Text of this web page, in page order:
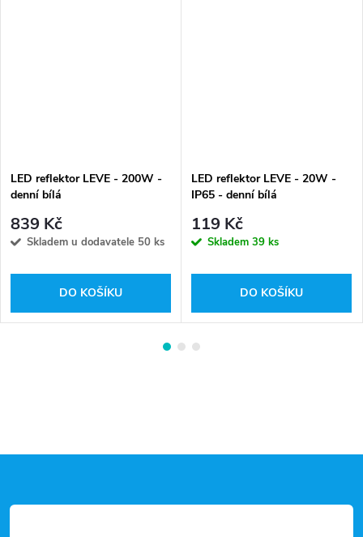
LED reflektor LEVE - 200W -
denní bílá
839 Kč
Skladem u dodavatele 50 ks
DO KOŠÍKU
LED reflektor LEVE - 20W -
IP65 - denní bílá
119 Kč
Skladem 39 ks
DO KOŠÍKU
á